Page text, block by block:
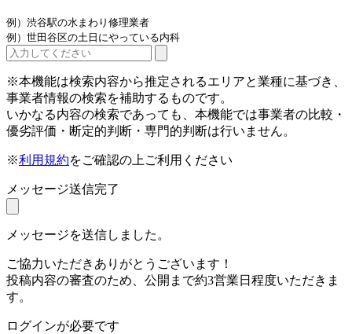
例）渋谷駅の水まわり修理業者
例）世田谷区の土日にやっている内科
※本機能は検索内容から推定されるエリアと業種に基づき、
事業者情報の検索を補助するものです。
いかなる内容の検索であっても、本機能では事業者の比較・
優劣評価・断定的判断・専門的判断は行いません。
※利用規約をご確認の上ご利用ください
メッセージ送信完了
メッセージを送信しました。
ご協力いただきありがとうございます！
投稿内容の審査のため、公開まで約3営業日程度いただきま
す。
ログインが必要です